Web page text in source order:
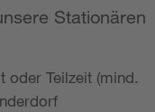
Stationären
oder Teilzeit (mind.